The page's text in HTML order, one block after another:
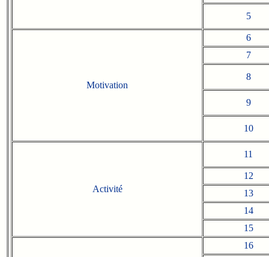
5
Motivation
6
7
8
9
10
Activité
11
12
13
14
15
16